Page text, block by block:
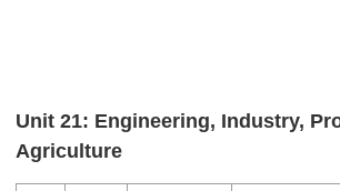
Unit 21: Engineering, Industry,
Agriculture